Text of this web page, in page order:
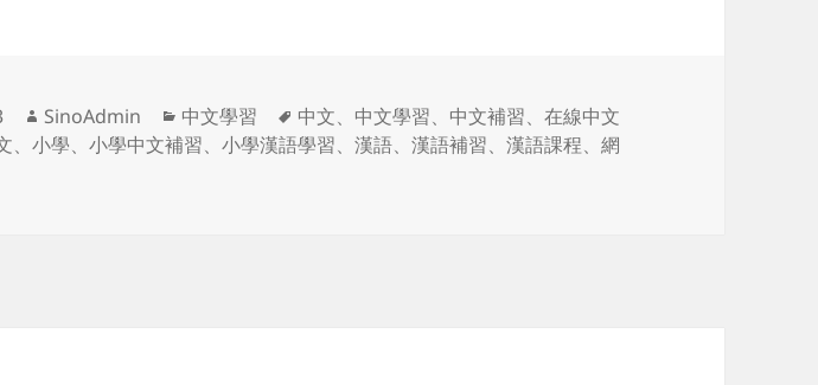
作
者
SinoAdmin
分
类
中文學習
标
签
中文、 中文學習、 中文補習、在線中文
、小學、小學中文補習、小學漢語學習、漢語、漢語補習、漢語課程、網